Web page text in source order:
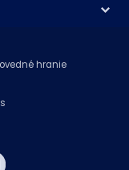
hranie